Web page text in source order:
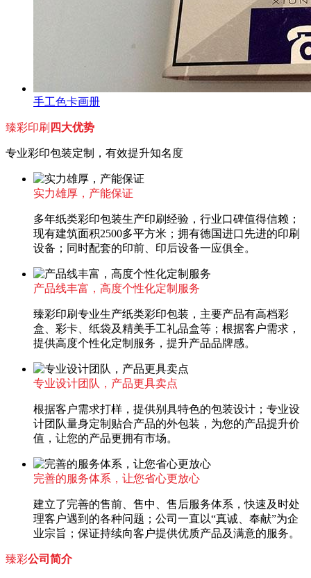
手工色卡画册
臻彩印刷 四大优势
专业彩印包装定制，有效提升知名度
实力雄厚，产能保证
多年纸类彩印包装生产印刷经验，行业口碑值得信赖；
现有建筑面积2500多平方米；拥有德国进口先进的印刷
设备；同时配套的印前、印后设备一应俱全。
产品线丰富，高度个性化定制服务
臻彩印刷专业生产纸类彩印包装，主要产品有高档彩
盒、彩卡、纸袋及精美手工礼品盒等；根据客户需求，
提供高度个性化定制服务，提升产品品牌感。
专业设计团队，产品更具卖点
根据客户需求打样，提供别具特色的包装设计；专业设
计团队量身定制贴合产品的外包装，为您的产品提升价
值，让您的产品更拥有市场。
完善的服务体系，让您省心更放心
建立了完善的售前、售中、售后服务体系，快速及时处
理客户遇到的各种问题；公司一直以“真诚、奉献”为企
业宗旨；保证持续向客户提供优质产品及满意的服务。
臻彩公司简介